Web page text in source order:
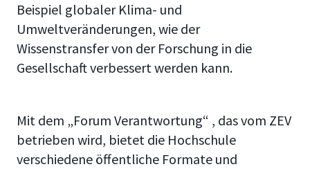
Beispiel globaler Klima- und
Umweltveränderungen, wie der
Wissenstransfer von der Forschung in die
Gesellschaft verbessert werden kann.
Mit dem „Forum Verantwortung“ , das vom ZEV
betrieben wird, bietet die Hochschule
verschiedene öffentliche Formate und